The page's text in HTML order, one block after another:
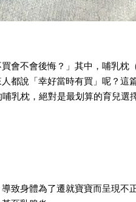
會不會後悔？」其中， 哺乳枕
都說「幸好當時有買」呢？這
哺乳枕 ，絕對是最划算的育兒選
致身體為了遷就寶寶而呈現不